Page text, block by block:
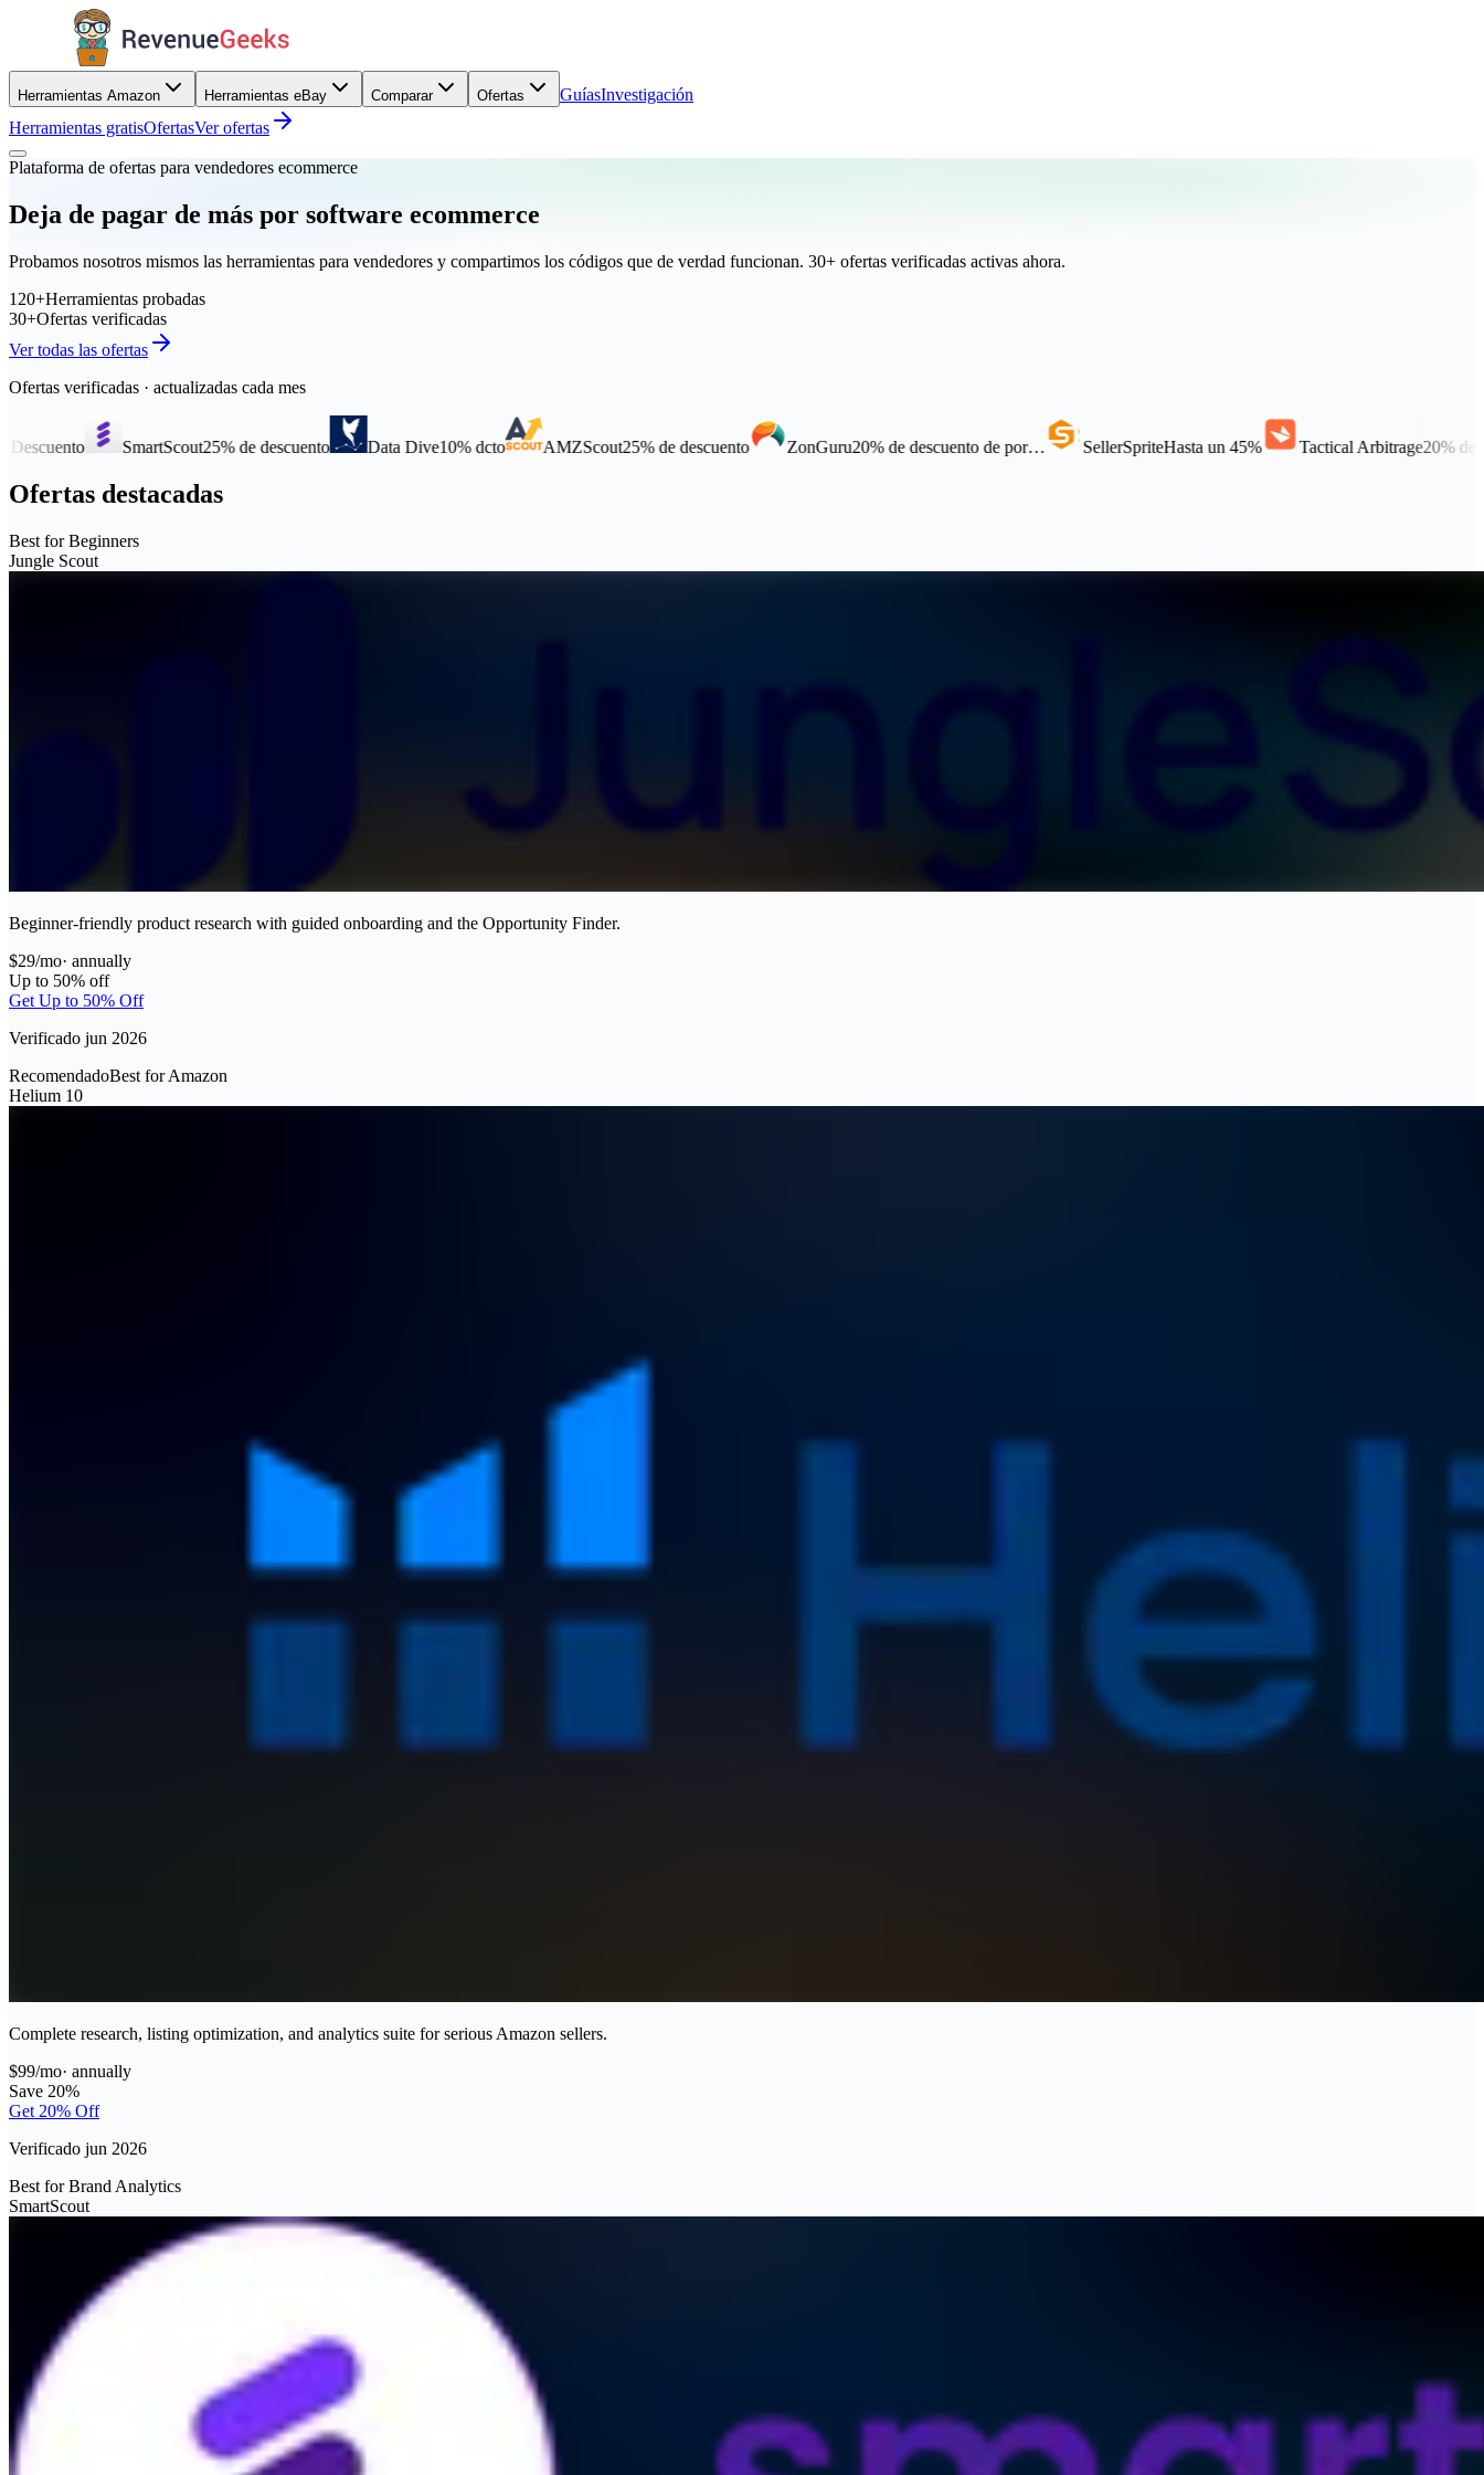
Herramientas Amazon Herramientas eBay Comparar Ofertas GuíasInvestigación
Herramientas gratisOfertasVer ofertas
Plataforma de ofertas para vendedores ecommerce
Deja de pagar de más por software ecommerce
Probamos nosotros mismos las herramientas para vendedores y compartimos los códigos que de verdad funcionan. 30+ ofertas verificadas activas ahora.
120+Herramientas probadas
30+Ofertas verificadas
Ver todas las ofertas
Ofertas verificadas · actualizadas cada mes
SmartScout 25% de descuento Data Dive10% dcto AMZScout25% de descuento ZonGuru 20% de descuento de por… SellerSpriteHasta un 45% Tactical Arbitrage20% de descuento
Ofertas destacadas
Best for Beginners
Jungle Scout
Beginner-friendly product research with guided onboarding and the Opportunity Finder.
$29/mo· annually
Up to 50% off
Get Up to 50% Off
Verificado jun 2026
RecomendadoBest for Amazon
Helium 10
Complete research, listing optimization, and analytics suite for serious Amazon sellers.
$99/mo· annually
Save 20%
Get 20% Off
Verificado jun 2026
Best for Brand Analytics
SmartScout